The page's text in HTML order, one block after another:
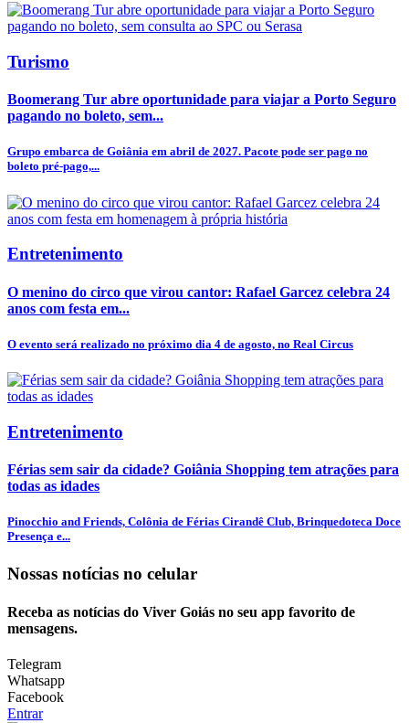
Turismo
Boomerang Tur abre oportunidade para viajar a Porto Seguro
pagando no boleto, sem...
Grupo embarca de Goiânia em abril de 2027. Pacote pode ser pago no
boleto pré-pago,...
Entretenimento
O menino do circo que virou cantor: Rafael Garcez celebra 24
anos com festa em...
O evento será realizado no próximo dia 4 de agosto, no Real Circus
Entretenimento
Férias sem sair da cidade? Goiânia Shopping tem atrações para
todas as idades
Pinocchio and Friends, Colônia de Férias Cirandê Club, Brinquedoteca Doce
Presença e...
Nossas notícias no celular
Receba as notícias do Viver Goiás no seu app favorito de
mensagens.
Telegram
Whatsapp
Facebook
Entrar